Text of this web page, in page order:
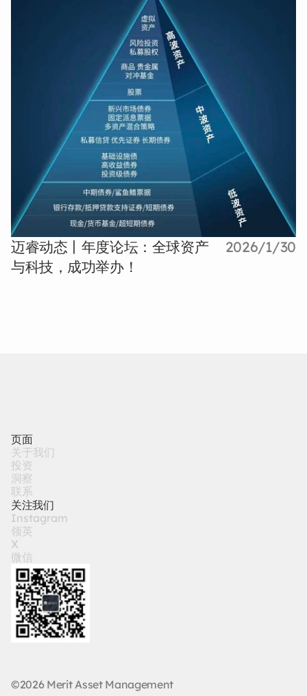
迈睿动态丨年度论坛：全球资产
与科技，成功举办！
2026/1/30
页面
关 于我们
投 资
洞察
联 系
关注我们
Instagram
领英
X
微信
©2026 Merit Asset Management